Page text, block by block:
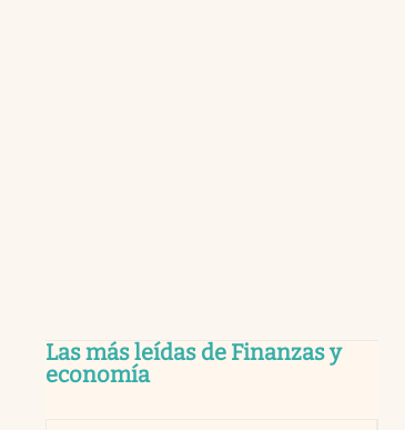
Las más leídas de Finanzas y
economía